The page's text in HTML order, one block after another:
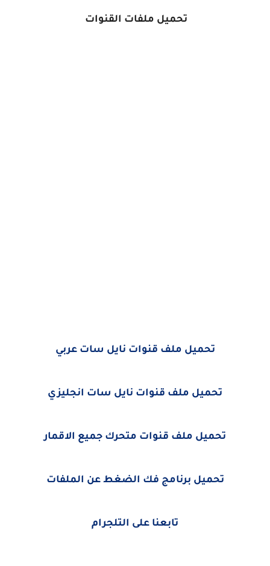
تحميل ملفات القنوات
تحميل ملف قنوات نايل سات عربي
تحميل ملف قنوات نايل سات انجليزي
تحميل ملف قنوات متحرك جميع الاقمار
تحميل برنامج فك الضغط عن الملفات
تابعنا على التلجرام